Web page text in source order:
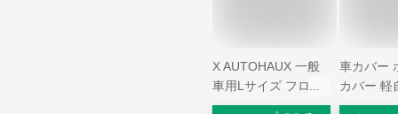
X AUTOHAUX 一般
車用Lサイズ フロン
トカバー フロントガ
車カバー
カバー 軽
ー カバー